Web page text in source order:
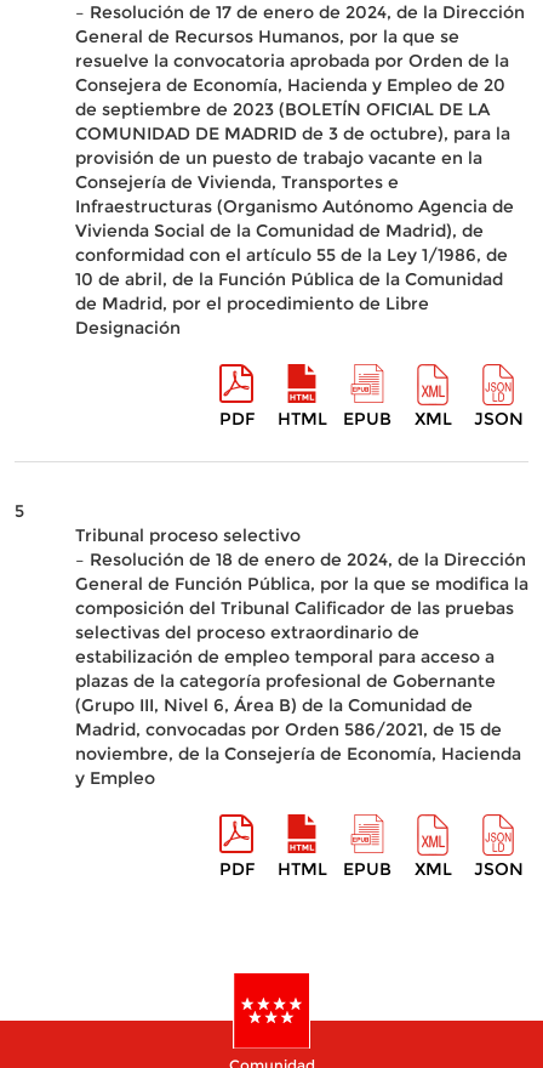
– Resolución de 17 de enero de 2024, de la Dirección
General de Recursos Humanos, por la que se
resuelve la convocatoria aprobada por Orden de la
Consejera de Economía, Hacienda y Empleo de 20
de septiembre de 2023 (BOLETÍN OFICIAL DE LA
COMUNIDAD DE MADRID de 3 de octubre), para la
provisión de un puesto de trabajo vacante en la
Consejería de Vivienda, Transportes e
Infraestructuras (Organismo Autónomo Agencia de
Vivienda Social de la Comunidad de Madrid), de
conformidad con el artículo 55 de la Ley 1/1986, de
10 de abril, de la Función Pública de la Comunidad
de Madrid, por el procedimiento de Libre
Designación
PDF HTML EPUB XML JSON
5
Tribunal proceso selectivo
– Resolución de 18 de enero de 2024, de la Dirección
General de Función Pública, por la que se modifica la
composición del Tribunal Calificador de las pruebas
selectivas del proceso extraordinario de
estabilización de empleo temporal para acceso a
plazas de la categoría profesional de Gobernante
(Grupo III, Nivel 6, Área B) de la Comunidad de
Madrid, convocadas por Orden 586/2021, de 15 de
noviembre, de la Consejería de Economía, Hacienda
y Empleo
PDF HTML EPUB XML JSON